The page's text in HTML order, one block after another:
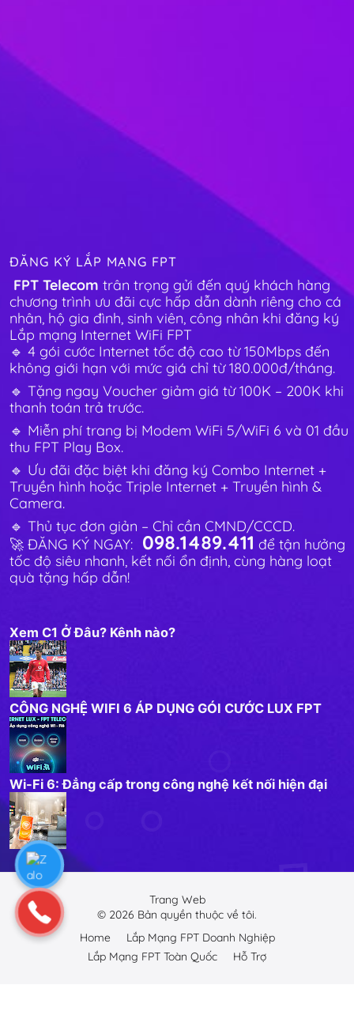
ĐĂNG KÝ LẮP MẠNG FPT
FPT Telecom trân trọng gửi đến quý khách hàng
chương trình ưu đãi cực hấp dẫn dành riêng cho cá
nhân, hộ gia đình, sinh viên, công nhân khi đăng ký
Lắp mạng Internet WiFi FPT
🔹 4 gói cước Internet tốc độ cao từ 150Mbps đến
không giới hạn với mức giá chỉ từ 180.000đ/tháng.
🔹 Tặng ngay Voucher giảm giá từ 100K – 200K khi
thanh toán trả trước.
🔹 Miễn phí trang bị Modem WiFi 5/WiFi 6 và 01 đầu
thu FPT Play Box.
🔹 Ưu đãi đặc biệt khi đăng ký Combo Internet +
Truyền hình hoặc Triple Internet + Truyền hình &
Camera.
🔹 Thủ tục đơn giản – Chỉ cần CMND/CCCD.
🚀 ĐĂNG KÝ NGAY: 098.1489.411 để tận hưởng
tốc độ siêu nhanh, kết nối ổn định, cùng hàng loạt
quà tặng hấp dẫn!
Xem C1 Ở Đâu? Kênh nào?
CÔNG NGHỆ WIFI 6 ÁP DỤNG GÓI CƯỚC LUX FPT
Wi-Fi 6: Đẳng cấp trong công nghệ kết nối hiện đại
Trang Web
© 2026 Bản quyền thuộc về tôi.
Home
Lắp Mạng FPT Doanh Nghiệp
Lắp Mạng FPT Toàn Quốc
Hỗ Trợ